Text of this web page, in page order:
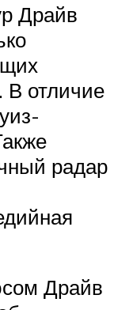
Драйв
В отличие
радар
Драйв